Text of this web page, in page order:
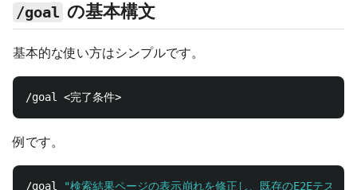
/goal の基本構文
基本的な使い方はシンプルです。
例です。
/goal "検索結果ページの表示崩れを修正し、既存のE2Eテスト